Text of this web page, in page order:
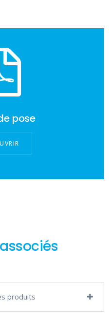
pose
produits